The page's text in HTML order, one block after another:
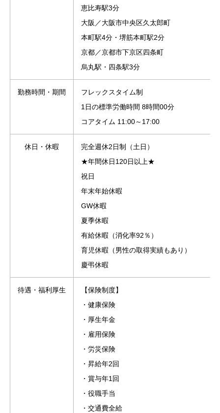
恵比寿駅3分
大阪／大阪市中央区久太郎町
本町駅4分・堺筋本町駅2分
京都／京都市下京区四条町
烏丸駅・四条駅3分
勤務時間・期間
フレックスタイム制
1日の標準労働時間 8時間00分
コアタイム 11:00～17:00
休日・休暇
完全週休2日制（土日）
★年間休日120日以上★
祝日
年末年始休暇
GW休暇
夏季休暇
有給休暇（消化率92％）
育児休暇（男性の取得実績もあり）
慶弔休暇
待遇・福利厚生
【保険制度】
・健康保険
・厚生年金
・雇用保険
・労災保険
・昇給年2回
・賞与年1回
・役職手当
・交通費全給